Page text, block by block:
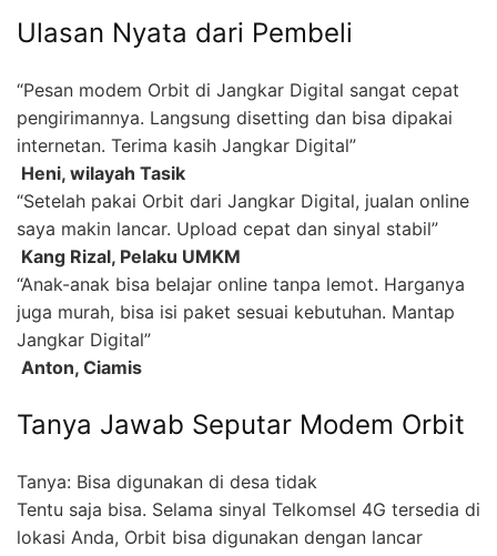
Ulasan Nyata dari Pembeli
“Pesan modem Orbit di Jangkar Digital sangat cepat
pengirimannya. Langsung disetting dan bisa dipakai
internetan. Terima kasih Jangkar Digital”
 Heni, wilayah Tasik
“Setelah pakai Orbit dari Jangkar Digital, jualan online
saya makin lancar. Upload cepat dan sinyal stabil”
 Kang Rizal, Pelaku UMKM
“Anak-anak bisa belajar online tanpa lemot. Harganya
juga murah, bisa isi paket sesuai kebutuhan. Mantap
Jangkar Digital”
 Anton, Ciamis
Tanya Jawab Seputar Modem Orbit
Tanya: Bisa digunakan di desa tidak
Tentu saja bisa. Selama sinyal Telkomsel 4G tersedia di
lokasi Anda, Orbit bisa digunakan dengan lancar